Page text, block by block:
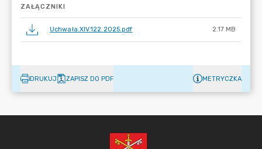
ZAŁĄCZNIKI
Uchwała.XIV.122.2025.pdf 2.17 MB
DRUKUJ ZAPISZ DO PDF METRYCZKA